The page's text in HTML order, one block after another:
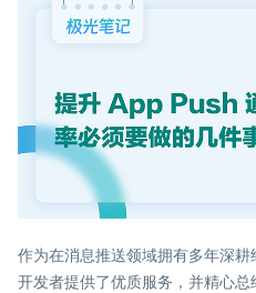
作为在消息推送领域拥有多年深
开发者提供了优质服务，并精心